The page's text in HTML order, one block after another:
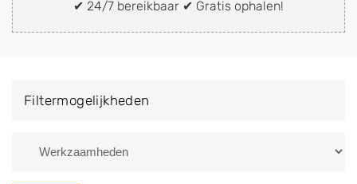
✔ 24/7 bereikbaar ✔ Gratis ophalen!
demontagebedrijf in de buurt, deze zelf wegbrengen
naar de sloop of deze liever laten ophalen op een
van Katlijk en ontvang een vergoeding voor uw oude
Zoekt u liever naar een sloperij in een andere plaats of
Filtermogelijkheden